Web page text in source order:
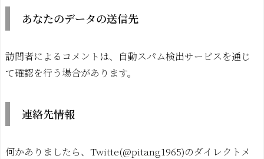
あなたのデータの送信先
訪問者によるコメントは、自動スパム検出サービスを通じ
て確認を行う場合があります。
連絡先情報
何かありましたら、Twitte(@pitang1965)のダイレクトメ